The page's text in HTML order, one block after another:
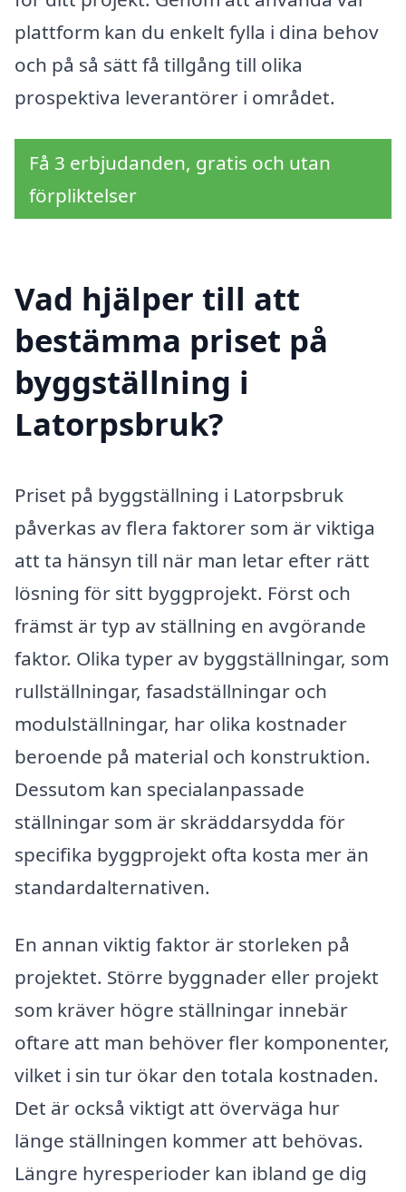
plattform kan du enkelt fylla i dina behov
och på så sätt få tillgång till olika
prospektiva leverantörer i området.
Få 3 erbjudanden, gratis och utan
förpliktelser
Vad hjälper till att
bestämma priset på
byggställning i
Latorpsbruk?
Priset på byggställning i Latorpsbruk
påverkas av flera faktorer som är viktiga
att ta hänsyn till när man letar efter rätt
lösning för sitt byggprojekt. Först och
främst är typ av ställning en avgörande
faktor. Olika typer av byggställningar, som
rullställningar, fasadställningar och
modulställningar, har olika kostnader
beroende på material och konstruktion.
Dessutom kan specialanpassade
ställningar som är skräddarsydda för
specifika byggprojekt ofta kosta mer än
standardalternativen.
En annan viktig faktor är storleken på
projektet. Större byggnader eller projekt
som kräver högre ställningar innebär
oftare att man behöver fler komponenter,
vilket i sin tur ökar den totala kostnaden.
Det är också viktigt att överväga hur
länge ställningen kommer att behövas.
Längre hyresperioder kan ibland ge dig